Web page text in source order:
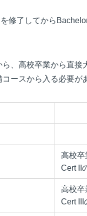
修了してから
、高校卒業から直
ースから入る必要が
高校卒
Cert II
高校卒
Cert III